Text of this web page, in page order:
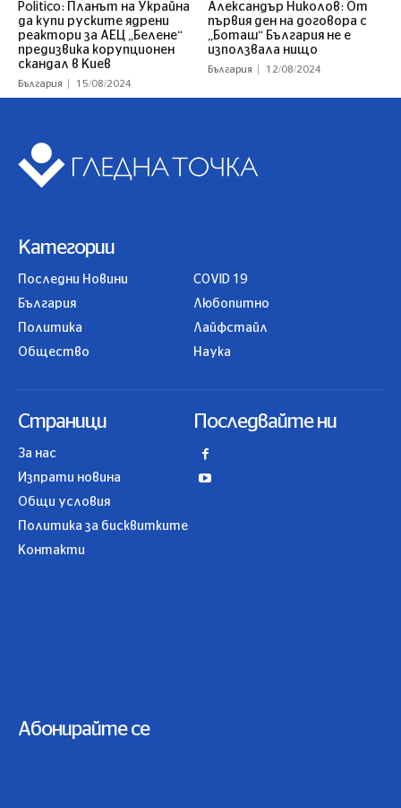
Politico: Планът на Украйна
да купи руските ядрени
реактори за АЕЦ „Белене“
предизвика корупционен
скандал в Киев
България 15/08/2024
Александър Николов: От
първия ден на договора с
„Боташ“ България не е
използвала нищо
България 12/08/2024
Категории
Последни Новини
България
Политика
Общество
COVID 19
Любопитно
Лайфстайл
Наука
Страници
За нас
Изпрати новина
Общи условия
Политика за бисквитките
Контакти
Последвайте ни
Абонирайте се